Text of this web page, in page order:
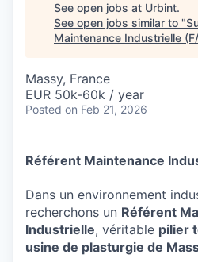
See open jobs at Urbint.
See open jobs similar to "
Maintenance Industrielle
Massy, France
EUR 50k-60k / year
Posted on Feb 21, 2026
Référent Maintenance
Dans un environnement
recherchons un Référent
Industrielle, véritable pilier
usine de plasturgie de